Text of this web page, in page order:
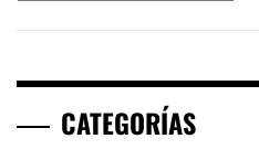
CATEGORÍAS